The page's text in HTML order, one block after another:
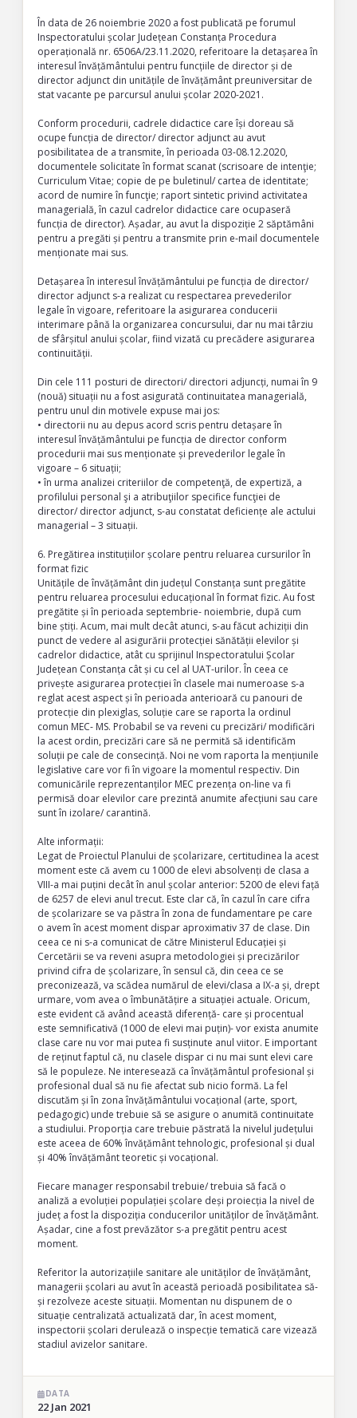
În data de 26 noiembrie 2020 a fost publicată pe forumul
Inspectoratului școlar Județean Constanța Procedura
operațională nr. 6506A/23.11.2020, referitoare la detașarea în
interesul învățământului pentru funcțiile de director și de
director adjunct din unitățile de învățământ preuniversitar de
stat vacante pe parcursul anului școlar 2020-2021.
Conform procedurii, cadrele didactice care își doreau să
ocupe funcția de director/ director adjunct au avut
posibilitatea de a transmite, în perioada 03-08.12.2020,
documentele solicitate în format scanat (scrisoare de intenţie;
Curriculum Vitae; copie de pe buletinul/ cartea de identitate;
acord de numire în funcţie; raport sintetic privind activitatea
managerială, în cazul cadrelor didactice care ocupaseră
funcția de director). Așadar, au avut la dispoziție 2 săptămâni
pentru a pregăti și pentru a transmite prin e-mail documentele
menționate mai sus.
Detașarea în interesul învățământului pe funcția de director/
director adjunct s-a realizat cu respectarea prevederilor
legale în vigoare, referitoare la asigurarea conducerii
interimare până la organizarea concursului, dar nu mai târziu
de sfârșitul anului școlar, fiind vizată cu precădere asigurarea
continuității.
Din cele 111 posturi de directori/ directori adjuncți, numai în 9
(nouă) situații nu a fost asigurată continuitatea managerială,
pentru unul din motivele expuse mai jos:
• directorii nu au depus acord scris pentru detașare în
interesul învățământului pe funcția de director conform
procedurii mai sus menționate și prevederilor legale în
vigoare – 6 situații;
• în urma analizei criteriilor de competenţă, de expertiză, a
profilului personal şi a atribuţiilor specifice funcţiei de
director/ director adjunct, s-au constatat deficiențe ale actului
managerial – 3 situații.
6. Pregătirea instituțiilor școlare pentru reluarea cursurilor în
format fizic
Unitățile de învățământ din județul Constanța sunt pregătite
pentru reluarea procesului educațional în format fizic. Au fost
pregătite și în perioada septembrie- noiembrie, după cum
bine știți. Acum, mai mult decât atunci, s-au făcut achiziții din
punct de vedere al asigurării protecției sănătății elevilor și
cadrelor didactice, atât cu sprijinul Inspectoratului Școlar
Județean Constanța cât și cu cel al UAT-urilor. În ceea ce
privește asigurarea protecției în clasele mai numeroase s-a
reglat acest aspect și în perioada anterioară cu panouri de
protecție din plexiglas, soluție care se raporta la ordinul
comun MEC- MS. Probabil se va reveni cu precizări/ modificări
la acest ordin, precizări care să ne permită să identificăm
soluții pe cale de consecință. Noi ne vom raporta la mențiunile
legislative care vor fi în vigoare la momentul respectiv. Din
comunicările reprezentanților MEC prezența on-line va fi
permisă doar elevilor care prezintă anumite afecțiuni sau care
sunt în izolare/ carantină.
Alte informații:
Legat de Proiectul Planului de școlarizare, certitudinea la acest
moment este că avem cu 1000 de elevi absolvenți de clasa a
VIII-a mai puțini decât în anul școlar anterior: 5200 de elevi față
de 6257 de elevi anul trecut. Este clar că, în cazul în care cifra
de școlarizare se va păstra în zona de fundamentare pe care
o avem în acest moment dispar aproximativ 37 de clase. Din
ceea ce ni s-a comunicat de către Ministerul Educației și
Cercetării se va reveni asupra metodologiei și precizărilor
privind cifra de școlarizare, în sensul că, din ceea ce se
preconizează, va scădea numărul de elevi/clasa a IX-a și, drept
urmare, vom avea o îmbunătățire a situației actuale. Oricum,
este evident că având această diferență- care și procentual
este semnificativă (1000 de elevi mai puțin)- vor exista anumite
clase care nu vor mai putea fi susținute anul viitor. E important
de reținut faptul că, nu clasele dispar ci nu mai sunt elevi care
să le populeze. Ne interesează ca învățământul profesional și
profesional dual să nu fie afectat sub nicio formă. La fel
discutăm și în zona învățământului vocațional (arte, sport,
pedagogic) unde trebuie să se asigure o anumită continuitate
a studiului. Proporția care trebuie păstrată la nivelul județului
este aceea de 60% învățământ tehnologic, profesional și dual
și 40% învățământ teoretic și vocațional.
Fiecare manager responsabil trebuie/ trebuia să facă o
analiză a evoluției populației școlare deși proiecția la nivel de
județ a fost la dispoziția conducerilor unităților de învățământ.
Așadar, cine a fost prevăzător s-a pregătit pentru acest
moment.
Referitor la autorizațiile sanitare ale unităților de învățământ,
managerii școlari au avut în această perioadă posibilitatea să-
și rezolveze aceste situații. Momentan nu dispunem de o
situație centralizată actualizată dar, în acest moment,
inspectorii școlari derulează o inspecție tematică care vizează
stadiul avizelor sanitare.
DATA
22 Jan 2021